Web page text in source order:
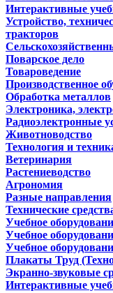
Интерактивные
Устройство,
тракторов
Поварское дело
Товароведение
Производственное
Обработка металлов
Электроника,
Радиоэлектронные
Животноводство
Технология и
Ветеринария
Растениеводство
Агрономия
Разные направления
Технические
Учебное
Учебное
Учебное
Плакаты Труд
Экранно-звуковые
Интерактивные